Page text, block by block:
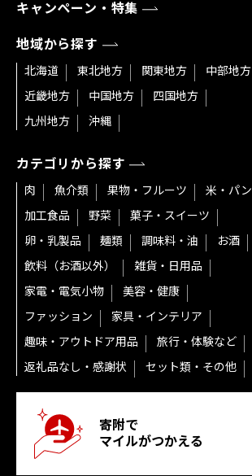
キャンペーン・特集
地域から探す
北海道 東北地方 関東地方
中部地方
近畿地方
中国地方
四国地方
九州地方
沖縄
カテゴリから探す
肉 魚介類 果物・フルーツ
米・パン
加工食品
野菜
菓子・スイーツ
卵・乳製品
麺類 調味料・油
お酒
飲料（お酒以外）
雑貨・日用品
家電・電気小物
美容・健康
ファッション
家具・インテリア
趣味・アウトドア用品
旅行・体験など
返礼品なし・感謝状
セット類・その他
寄附で
マイルがつかえる